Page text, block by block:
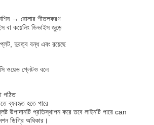
→ রোলার শীতলকরণ
বা কয়েলিং ডিভাইস জুড়ে
দুরত্ব বন্ধ এবং রয়েছে
ওয়েভ প্লেটও বলে
গঠিত
ব্যবহৃত হতে পারে
উপাদানটি প্রতিস্থাপন করে তবে লাইনটি পারে can
ডিগ্রি অধিকার।